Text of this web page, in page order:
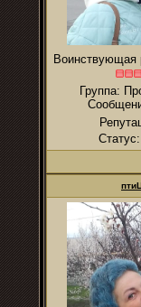
Воинствующая
Группа:
Статус: